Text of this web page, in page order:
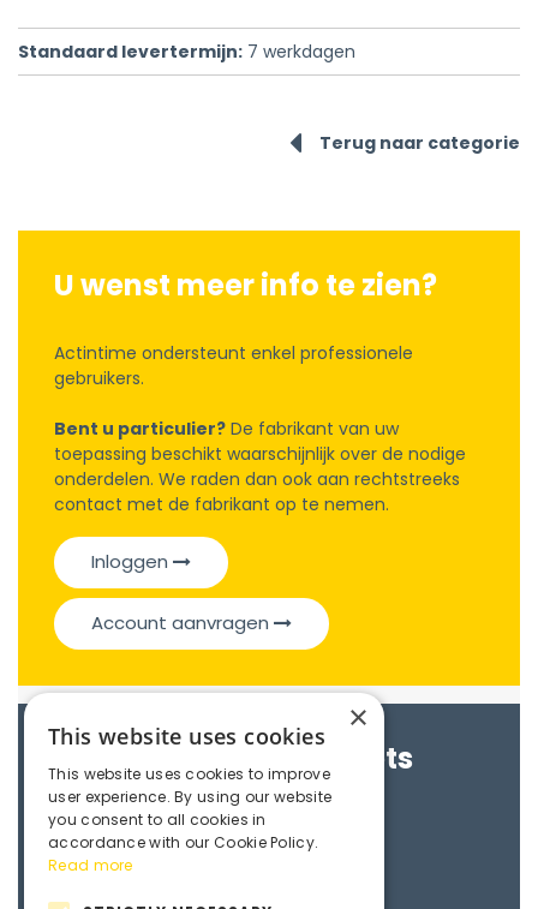
Standaard levertermijn: 7 werkdagen
Terug naar categorie
U wenst meer info te zien?
Actintime ondersteunt enkel professionele
gebruikers.
Bent u particulier? De fabrikant van uw
toepassing beschikt waarschijnlijk over de nodige
onderdelen. We raden dan ook aan rechtstreeks
contact met de fabrikant op te nemen.
Inloggen
Account aanvragen
Brochures & Datasheets
Maedler e-catalogue
×
This website uses cookies
This website uses cookies to improve
user experience. By using our website
you consent to all cookies in
accordance with our Cookie Policy.
Read more